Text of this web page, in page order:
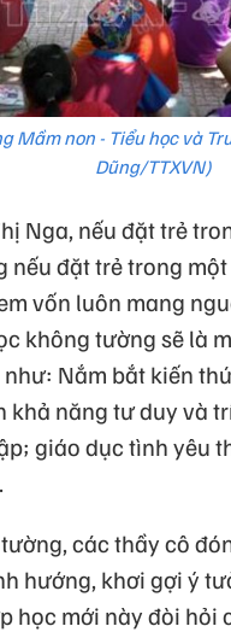
Mầm non - Tiểu học và
Dũng/TTXVN)
Nga, nếu đặt trẻ
nếu đặt trẻ trong
vốn luôn mang
không tường sẽ là
Nắm bắt kiến
khả năng tư duy và
giáo dục tình yêu
các thầy cô
hướng, khơi gợi ý
học mới này đòi hỏi